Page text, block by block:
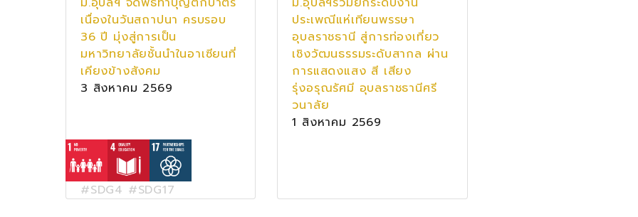
เนื่องในวันสถาปนา ครบรอบ
36 ปี มุ่งสู่การเป็น
มหาวิทยาลัยชั้นนำในอาเซียนที่
เคียงข้างสังคม
3 สิงหาคม 2569
#SDG4 #SDG17
ประเพณีแห่เทียนพรรษา
อุบลราชธานี สู่การท่องเที่ยว
เชิงวัฒนธรรมระดับสากล ผ่าน
การแสดงแสง สี เสียง
รุ่งอรุณรัศมี อุบลราชธานีศรี
วนาลัย
1 สิงหาคม 2569